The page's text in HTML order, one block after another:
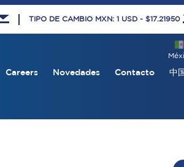
TIPO DE CAMBIO MXN: 1 USD - $17.21950
Careers Novedades Contacto 中